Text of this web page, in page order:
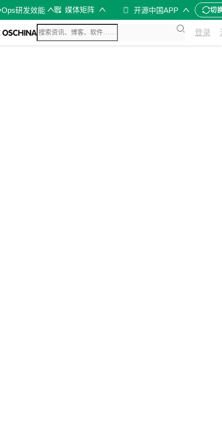
研发效能 媒体矩阵 开源中国APP 切
登录